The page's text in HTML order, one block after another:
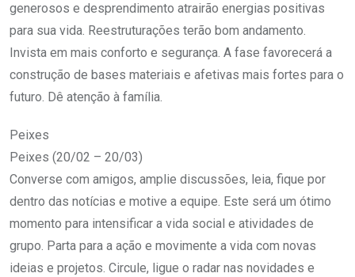
generosos e desprendimento atrairão energias positivas
para sua vida. Reestruturações terão bom andamento.
Invista em mais conforto e segurança. A fase favorecerá a
construção de bases materiais e afetivas mais fortes para o
futuro. Dê atenção à família.
Peixes
Peixes (20/02 – 20/03)
Converse com amigos, amplie discussões, leia, fique por
dentro das notícias e motive a equipe. Este será um ótimo
momento para intensificar a vida social e atividades de
grupo. Parta para a ação e movimente a vida com novas
ideias e projetos. Circule, ligue o radar nas novidades e